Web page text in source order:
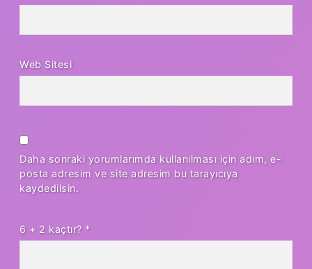
Web Sitesi
Daha sonraki yorumlarımda kullanılması için adım, e-
posta adresim ve site adresim bu tarayıcıya
kaydedilsin.
6 + 2 kaçtır? *